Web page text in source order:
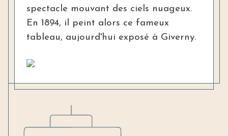
spectacle mouvant des ciels nuageux.
En 1894, il peint alors ce fameux
tableau, aujourd'hui exposé à Giverny.